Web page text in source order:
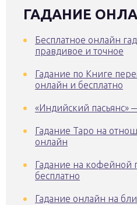
ГАДАНИЕ
Бесплатное онлайн
правдивое и точное
Гадание по Книге
онлайн и бесплатно
«Индийский пасьянс»
Гадание Таро на
онлайн
Гадание на кофейной
бесплатно
Гадание онлайн на